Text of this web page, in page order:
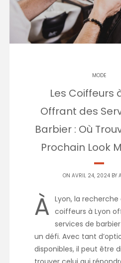
MODE
Les Coiffeurs
Offrant des
Barbier : Où
Prochain Look
ON AVRIL 24, 2024 BY
À Lyon, la recherche
coiffeurs à Lyon
services de
un défi. Avec tant
disponibles, il peut être